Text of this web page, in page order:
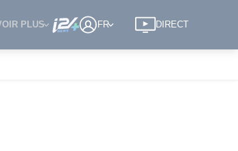
PLUS FR DIRECT